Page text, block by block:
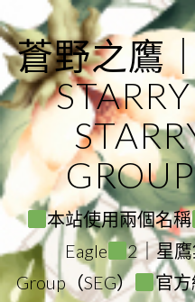
to
content
蒼野之鷹
本站使用兩個名稱
Eagle
2｜星
Group（SEG）
官方